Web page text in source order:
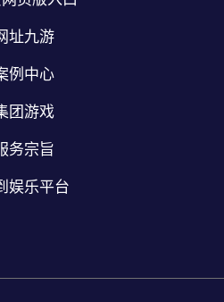
址九游
例中心
团游戏
务宗旨
娱乐平台